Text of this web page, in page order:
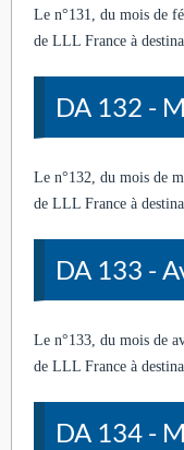
Le n°131, du mois de
de LLL France à
DA 132 -
Le n°132, du mois de
de LLL France à
DA 133 -
Le n°133, du mois de
de LLL France à
DA 134 -